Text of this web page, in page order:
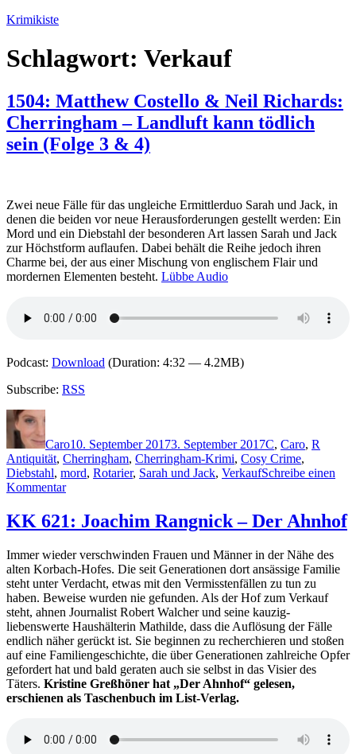
Zum
springen
Krimikiste
Schlagwort: Verkauf
1504: Matthew Costello & Neil Richards:
Cherringham – Landluft kann tödlich
sein (Folge 3 & 4)
Zwei neue Fälle für das ungleiche Ermittlerduo Sarah und Jack, in
denen die beiden vor neue Herausforderungen gestellt werden: Ein
Mord und ein Diebstahl der besonderen Art lassen Sarah und Jack
zur Höchstform auflaufen. Dabei behält die Reihe jedoch ihren
Charme bei, der aus einer Mischung von englischem Flair und
mordernen Elementen besteht. Lübbe Audio
Podcast: Download (Duration: 4:32 — 4.2MB)
Subscribe: RSS
Autor
Caro10. September 20173. September 2017C, Caro, R
Antiquität, Cherringham, Cherringham-Krimi, Cosy Crime,
Diebstahl, mord, Rotarier, Sarah und Jack, VerkaufSchreibe einen
Kommentarzu
Matthew
Costello
Neil
Richards:
Cherringham
–
Landluft
kann
tödlich
sein
(Folge
3
&
KK 621: Joachim Rangnick – Der Ahnhof
Immer wieder verschwinden Frauen und Männer in der Nähe des
alten Korbach-Hofes. Die seit Generationen dort ansässige Familie
steht unter Verdacht, etwas mit den Vermisstenfällen zu tun zu
haben. Beweise wurden nie gefunden. Als der Hof zum Verkauf
steht, ahnen Journalist Robert Walcher und seine kauzig-
liebenswerte Haushälterin Mathilde, dass die Auflösung der Fälle
endlich näher gerückt ist. Sie beginnen zu recherchieren und stoßen
auf eine Familiengeschichte, die über Generationen zahlreiche Opfer
gefordert hat und bald geraten auch sie selbst in das Visier des
Täters. Kristine Greßhöner hat „Der Ahnhof“ gelesen,
erschienen als Taschenbuch im List-Verlag.